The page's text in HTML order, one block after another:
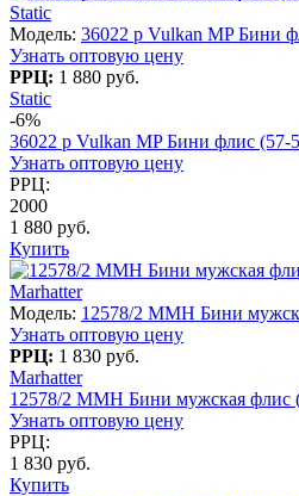
Static
Модель: 36022 p Vulkan MP Бини
Узнать оптовую цену
РРЦ: 1 880 руб.
Static
-6%
36022 p Vulkan MP Бини флис (57-
Узнать оптовую цену
РРЦ:
2000
1 880 руб.
Купить
Marhatter
Модель: 12578/2 MMH Бини
Узнать оптовую цену
РРЦ: 1 830 руб.
Marhatter
12578/2 MMH Бини мужская флис
Узнать оптовую цену
РРЦ:
1 830 руб.
Купить